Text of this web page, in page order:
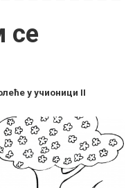
се
у учионици II